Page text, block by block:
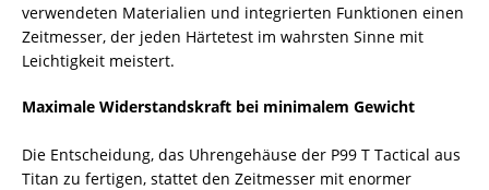
verwendeten Materialien und integrierten Funktionen einen
Zeitmesser, der jeden Härtetest im wahrsten Sinne mit
Leichtigkeit meistert.
Maximale Widerstandskraft bei minimalem Gewicht
Die Entscheidung, das Uhrengehäuse der P99 T Tactical aus
Titan zu fertigen, stattet den Zeitmesser mit enormer